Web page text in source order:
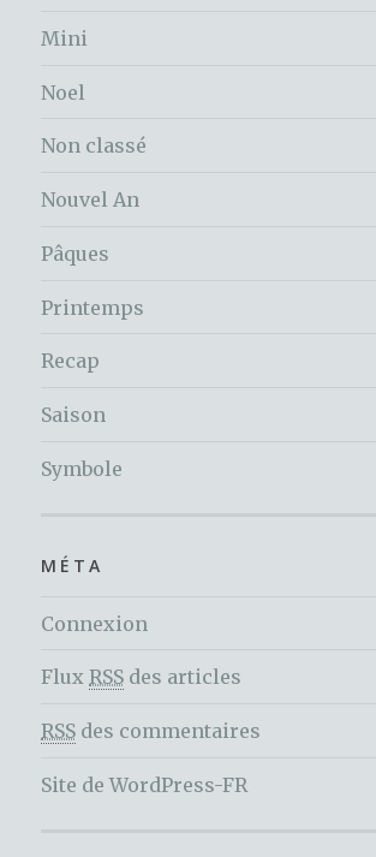
Mini
Noel
Non classé
Nouvel An
Pâques
Printemps
Recap
Saison
Symbole
MÉTA
Connexion
Flux RSS des articles
RSS des commentaires
Site de WordPress-FR